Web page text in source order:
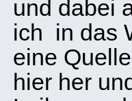
und dabei
ich in das
eine
hier her